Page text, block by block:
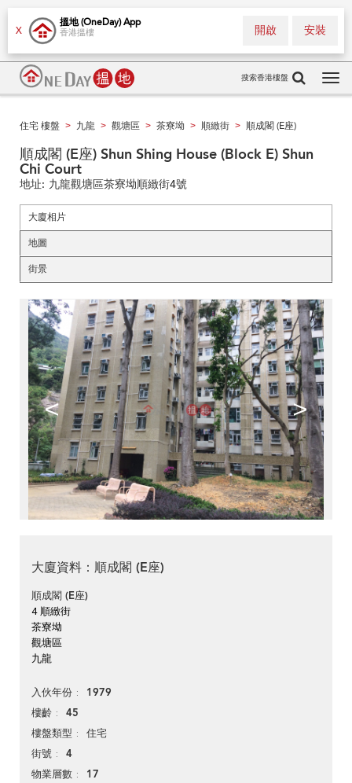
X
搵地 (OneDay) App
香港搵樓 安裝
開啟
搜索香港樓盤
住宅 樓盤 > 九龍 > 觀塘區 > 茶寮坳 > 順緻街 > 順成閣 (E座)
順成閣 (E座) Shun Shing House (Block E) Shun
Chi Court
地址: 九龍觀塘區茶寮坳順緻街4號
大廈相片
地圖
街景
< >
大廈資料：順成閣 (E座)
順成閣 (E座)
4 順緻街
茶寮坳
觀塘區
九龍
入伙年份 1979
樓齡 45
樓盤類型 住宅
街號 4
物業層數 17